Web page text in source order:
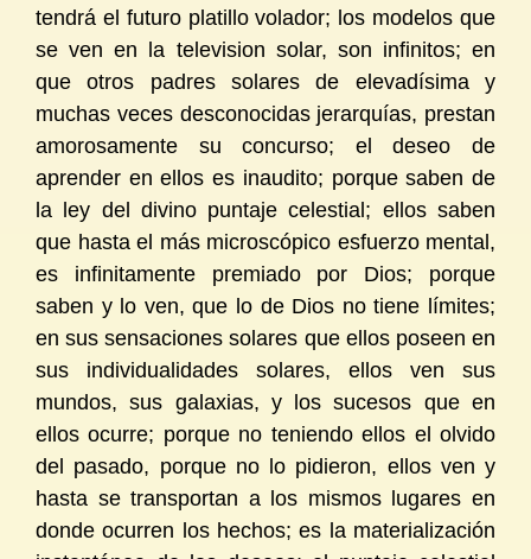
tendrá el futuro platillo volador; los modelos que
se ven en la television solar, son infinitos; en
que otros padres solares de elevadísima y
muchas veces desconocidas jerarquías, prestan
amorosamente su concurso; el deseo de
aprender en ellos es inaudito; porque saben de
la ley del divino puntaje celestial; ellos saben
que hasta el más microscópico esfuerzo mental,
es infinitamente premiado por Dios; porque
saben y lo ven, que lo de Dios no tiene límites;
en sus sensaciones solares que ellos poseen en
sus individualidades solares, ellos ven sus
mundos, sus galaxias, y los sucesos que en
ellos ocurre; porque no teniendo ellos el olvido
del pasado, porque no lo pidieron, ellos ven y
hasta se transportan a los mismos lugares en
donde ocurren los hechos; es la materialización